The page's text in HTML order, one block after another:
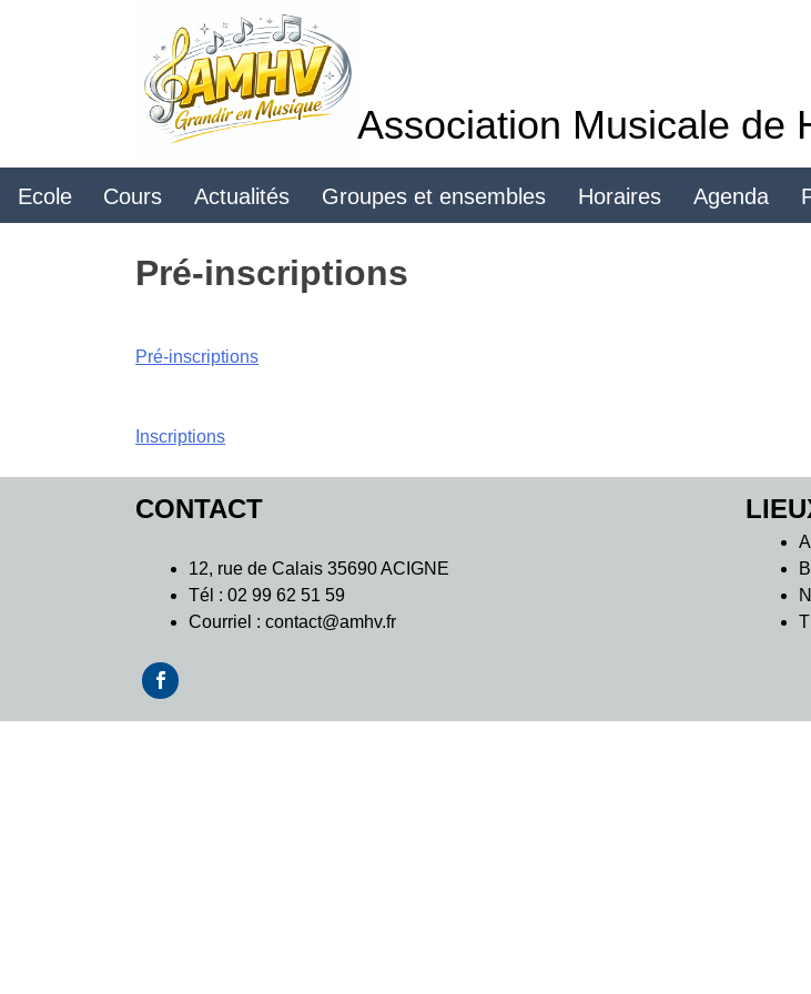
Association Musicale de
Ecole Cours Actualités Groupes et ensembles Horaires Agenda
Pré-inscriptions
Pré-inscriptions
Navigation
de
l’article
Inscriptions
CONTACT
12, rue de Calais 35690 ACIGNE
Tél : 02 99 62 51 59
Courriel : contact@amhv.fr